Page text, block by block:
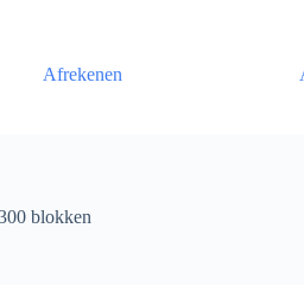
Afrekenen
blokken